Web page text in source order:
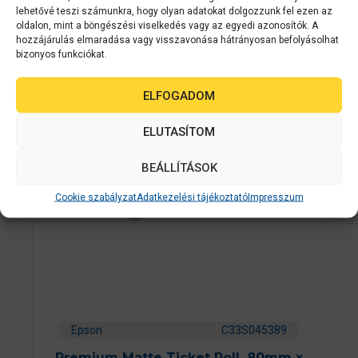
lehetővé teszi számunkra, hogy olyan adatokat dolgozzunk fel ezen az
oldalon, mint a böngészési viselkedés vagy az egyedi azonosítók. A
hozzájárulás elmaradása vagy visszavonása hátrányosan befolyásolhat
bizonyos funkciókat.
ELFOGADOM
ELUTASÍTOM
BEÁLLÍTÁSOK
Cookie szabályzatAdatkezelési tájékoztatóImpresszum
b
ő
KOSÁRBA TESZEM
Epson C33S045389